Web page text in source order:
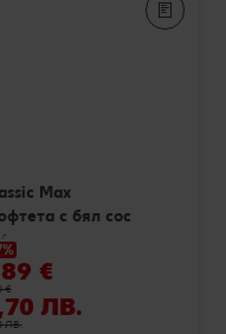
Max
с бял сос
€
€
ЛВ.
ЛВ.